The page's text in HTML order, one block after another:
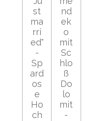
st
ma
rri
ed"
-
Sp
ard
os
e
Ho
ch
nd
ek
o
mit
Sc
hlo
ß
Do
lo
mit
-